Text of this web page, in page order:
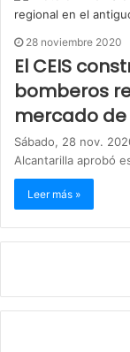
28 noviembre 2020
El CEIS
bomberos
mercado
Sábado, 28 nov.
Alcantarilla aprobó
Leer más »